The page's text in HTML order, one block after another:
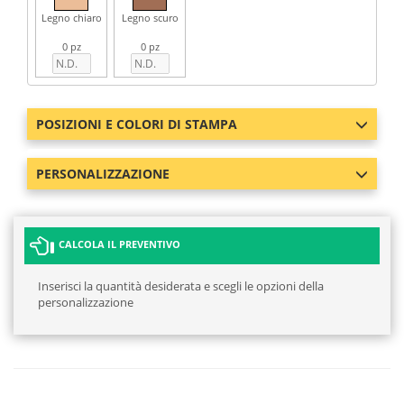
Legno chiaro
0 pz
Legno scuro
0 pz
POSIZIONI E COLORI DI STAMPA
PERSONALIZZAZIONE
CALCOLA IL PREVENTIVO
Inserisci la quantità desiderata e scegli le opzioni della
personalizzazione